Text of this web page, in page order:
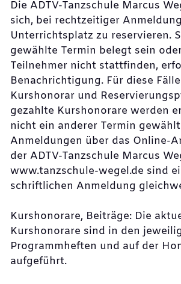
Die ADTV-Tanzschule Marcus
sich, bei rechtzeitiger
Unterrichtsplatz zu reservieren.
gewählte Termin belegt sein
Teilnehmer nicht stattfinden,
Benachrichtigung. Für diese
Kurshonorar und
gezahlte Kurshonorare werden
nicht ein anderer Termin
Anmeldungen über das Online-
der ADTV-Tanzschule Marcus
www.tanzschule-wegel.de sind
schriftlichen Anmeldung
Kurshonorare, Beiträge: Die
Kurshonorare sind in den
Programmheften und auf der
aufgeführt.